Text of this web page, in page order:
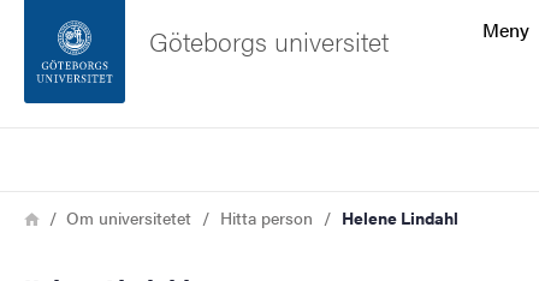
Sidfoten
Meny
Göteborgs universitet
Länkstig
HemOm universitetet Hitta person Helene Lindahl